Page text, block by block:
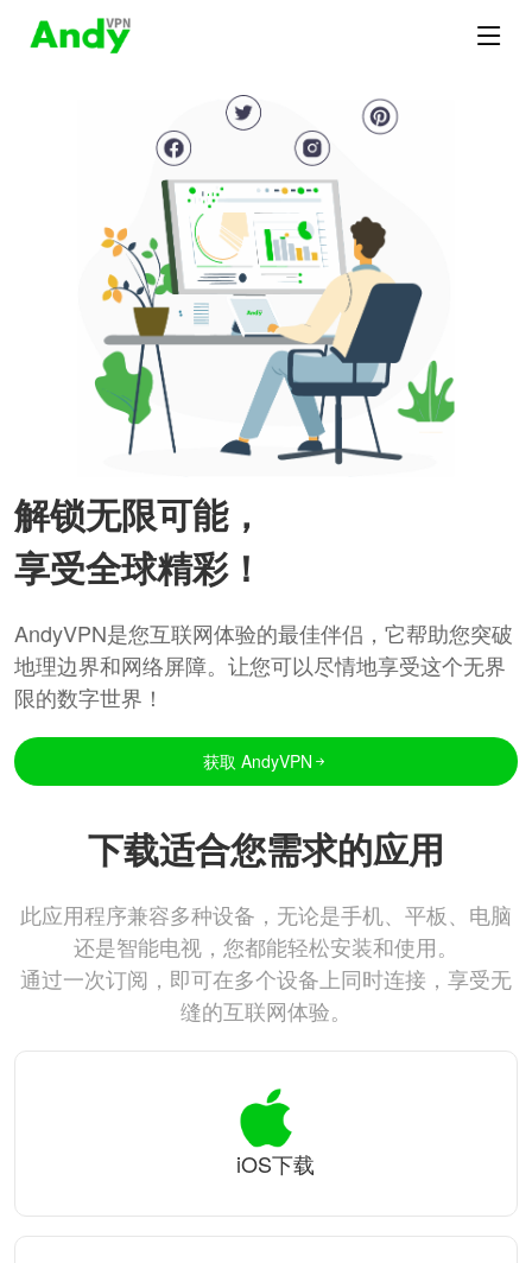
解锁无限可能，
享受全球精彩！
AndyVPN是您互联网体验的最佳伴侣，它帮助您突破
地理边界和网络屏障。让您可以尽情地享受这个无界
限的数字世界！
获取 AndyVPN
下载适合您需求的应用
此应用程序兼容多种设备，无论是手机、平板、电脑
还是智能电视，您都能轻松安装和使用。
通过一次订阅，即可在多个设备上同时连接，享受无
缝的互联网体验。
iOS下载